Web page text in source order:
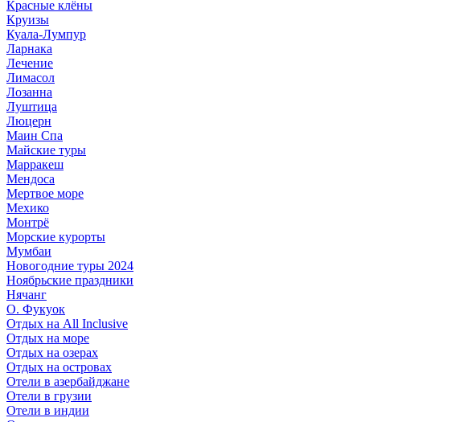
Красные клёны
Круизы
Куала-Лумпур
Ларнака
Лечение
Лимасол
Лозанна
Луштица
Люцерн
Маин Спа
Майские туры
Марракеш
Мендоса
Мертвое море
Мехико
Монтрё
Морские курорты
Мумбаи
Новогодние туры 2024
Ноябрьские праздники
Нячанг
О. Фукуок
Отдых на All Inclusive
Отдых на море
Отдых на озерах
Отдых на островах
Отели в азербайджане
Отели в грузии
Отели в индии